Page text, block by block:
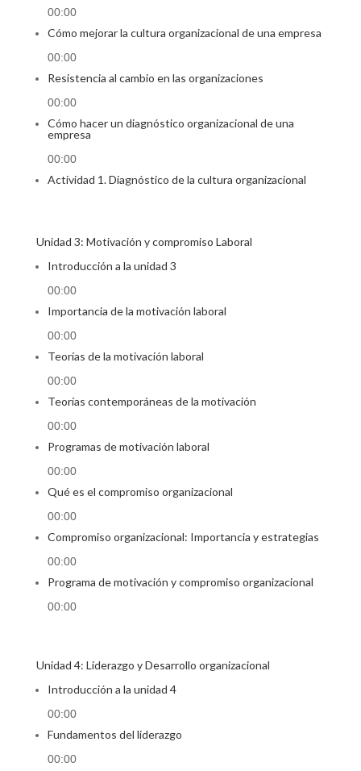
00:00
Cómo mejorar la cultura organizacional de una empresa
00:00
Resistencia al cambio en las organizaciones
00:00
Cómo hacer un diagnóstico organizacional de una
empresa
00:00
Actividad 1. Diagnóstico de la cultura organizacional
Unidad 3: Motivación y compromiso Laboral
Introducción a la unidad 3
00:00
Importancia de la motivación laboral
00:00
Teorías de la motivación laboral
00:00
Teorías contemporáneas de la motivación
00:00
Programas de motivación laboral
00:00
Qué es el compromiso organizacional
00:00
Compromiso organizacional: Importancia y estrategias
00:00
Programa de motivación y compromiso organizacional
00:00
Unidad 4: Liderazgo y Desarrollo organizacional
Introducción a la unidad 4
00:00
Fundamentos del liderazgo
00:00